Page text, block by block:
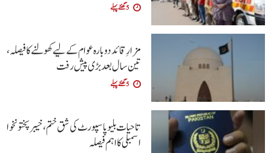
5 گھنٹے پہلے
مزارِ قائد دوبارہ عوام کے لیے کھولنے کا فیصلہ،
تین سال بعد بڑی پیش رفت
5 گھنٹے پہلے
تاحیات بلیو پاسپورٹ کی شق ختم، خیبر پختونخوا
اسمبلی کا اہم فیصلہ